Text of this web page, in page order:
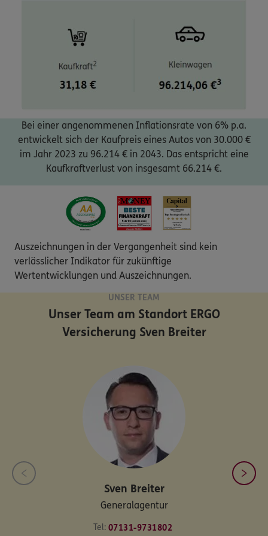
Bei einer angenommenen Inflationsrate von 6% p.a.
entwickelt sich der Kaufpreis eines Autos von 30.000 €
im Jahr 2023 zu 96.214 € in 2043. Das entspricht eine
Kaufkraftverlust von insgesamt 66.214 €.
Auszeichnungen in der Vergangenheit sind kein
verlässlicher Indikator für zukünftige
Wertentwicklungen und Auszeichnungen.
UNSER TEAM
Unser Team am StandortERGO
Versicherung Sven Breiter
Sven Breiter
Generalagentur
Tel: 07131-9731802